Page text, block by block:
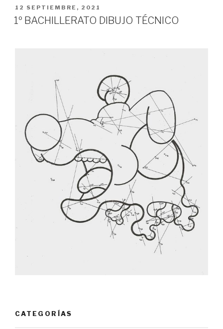
PUBLICADO
EL
12 SEPTIEMBRE, 2021
1º BACHILLERATO DIBUJO TÉCNICO
CATEGORÍAS